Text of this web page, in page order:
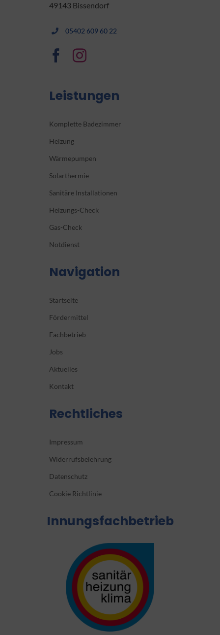
49143 Bissendorf
05402 609 60 22
Leistungen
Komplette Badezimmer
Heizung
Wärmepumpen
Solarthermie
Sanitäre Installationen
Heizungs-Check
Gas-Check
Notdienst
Navigation
Startseite
Fördermittel
Fachbetrieb
Jobs
Aktuelles
Kontakt
Rechtliches
Impressum
Widerrufsbelehrung
Datenschutz
Cookie Richtlinie
Innungsfachbetrieb